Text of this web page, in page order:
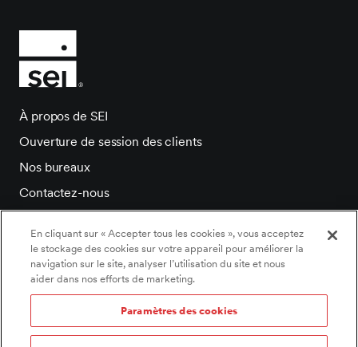
À propos de SEI
Ouverture de session des clients
Nos bureaux
Contactez-nous
Carrieres
©2026 SEI Tous droits réservés.
En cliquant sur « Accepter tous les cookies », vous acceptez
le stockage des cookies sur votre appareil pour améliorer la
navigation sur le site, analyser l’utilisation du site et nous
aider dans nos efforts de marketing.
Paramètres des cookies